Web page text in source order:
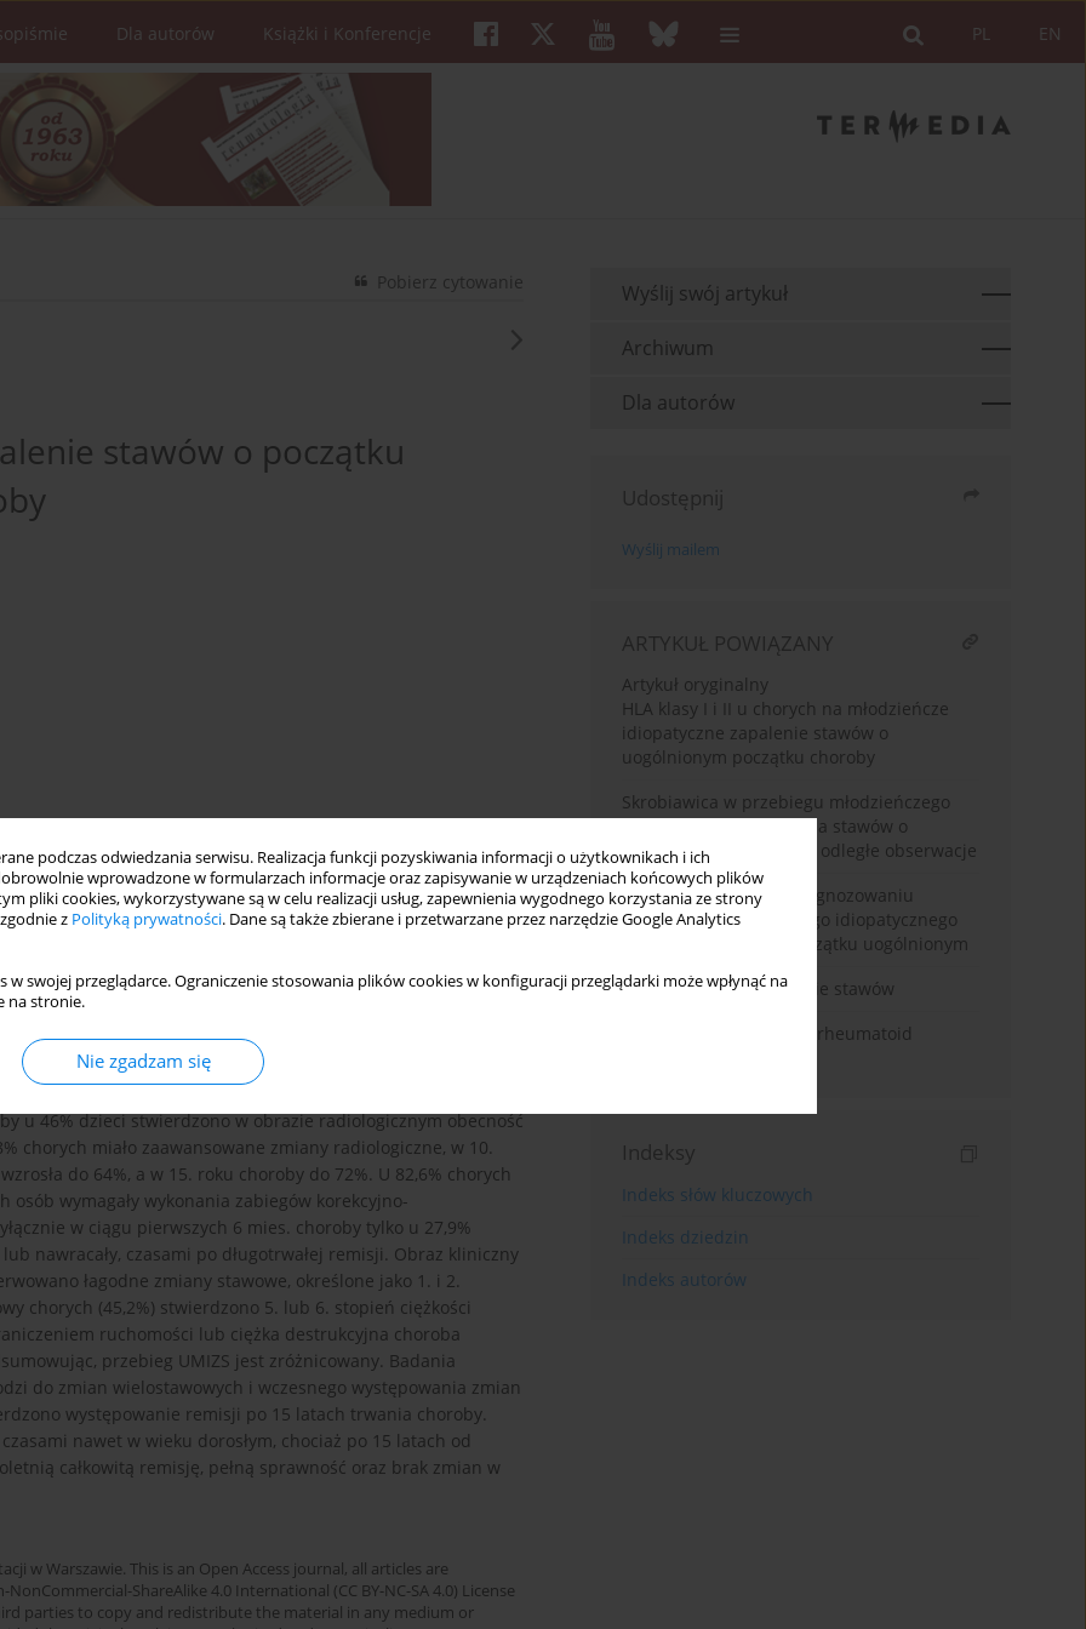
podczas odwiedzania serwisu. Realizacja funkcji pozyskiwania informacji o użytkownikach i ich
wprowadzone w formularzach informacje oraz zapisywanie w urządzeniach końcowych plików
pliki cookies, wykorzystywane są w celu realizacji usług, zapewnienia wygodnego korzystania ze strony
z Polityką prywatności. Dane są także zbierane i przetwarzane przez narzędzie Google Analytics
w swojej przeglądarce. Ograniczenie stosowania plików cookies w konfiguracji przeglądarki może wpłynąć na
na stronie.
Nie zgadzam się
EN
PL
Dla autorów Książki i Konferencje
Pobierz cytowanie
stawów o początku
objawy uogólnione
objawy stawowe
choroby u dzieci z uogólnionym początkiem
uwzględnieniem: stopnia ciężkości klinicznych objawów
trwania choroby &#8211; częstości remisji (w 3., 5., 10. i
i 15. roku choroby) u tych chorych. Badaniami objęto 47
trwania choroby 18&#177;7,4 roku. Tylko u 4,4% i 8,7%
remisji w 10. roku choroby wynosiła 18,6%, a w 15.
u 46% dzieci stwierdzono w obrazie radiologicznym obecność
chorych miało zaawansowane zmiany radiologiczne, w 10.
do 64%, a w 15. roku choroby do 72%. U 82,6% chorych
wymagały wykonania zabiegów korekcyjno-
w ciągu pierwszych 6 mies. choroby tylko u 27,9%
nawracały, czasami po długotrwałej remisji. Obraz kliniczny
łagodne zmiany stawowe, określone jako 1. i 2.
chorych (45,2%) stwierdzono 5. lub 6. stopień ciężkości
ruchomości lub ciężka destrukcyjna choroba
przebieg UMIZS jest zróżnicowany. Badania
do zmian wielostawowych i wczesnego występowania zmian
występowanie remisji po 15 latach trwania choroby.
nawet w wieku dorosłym, chociaż po 15 latach od
całkowitą remisję, pełną sprawność oraz brak zmian w
w Warszawie. This is an Open Access journal, all articles are
ShareAlike 4.0 International (CC BY-NC-SA 4.0) License
parties to copy and redistribute the material in any medium or
Wyślij swój artykuł
Archiwum
Dla autorów
Udostępnij
Wyślij mailem
ARTYKUŁ POWIĄZANY
Artykuł oryginalny
HLA klasy I i II u chorych na młodzieńcze
idiopatyczne zapalenie stawów o
uogólnionym początku choroby
Skrobiawica w przebiegu młodzieńczego
idiopatycznego zapalenia stawów o
początku uogólnionym - odległe obserwacje
HLA-B27 i HLA-DR w prognozowaniu
przebiegu młodzieńczego idiopatycznego
zapalenia stawów o początku uogólnionym
Reumatoidalne zapalenie stawów
Treatment strategies in rheumatoid
Indeksy
Indeks słów kluczowych
Indeks dziedzin
Indeks autorów